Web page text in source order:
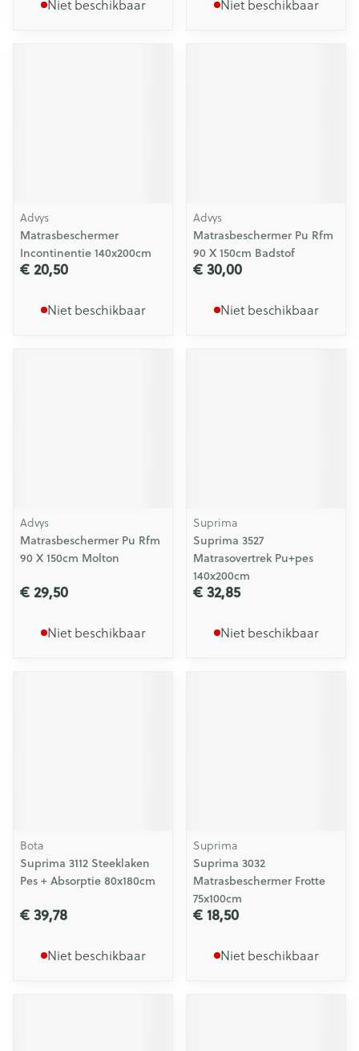
Niet beschikbaar Niet beschikbaar
Advys
Matrasbeschermer
Incontinentie 140x200cm
€ 20,50
Niet beschikbaar
Advys
Matrasbeschermer Pu Rfm
90 X 150cm Badstof
€ 30,00
Niet beschikbaar
Advys
Matrasbeschermer Pu Rfm
90 X 150cm Molton
€ 29,50
Niet beschikbaar
Suprima
Suprima 3527
Matrasovertrek Pu+pes
140x200cm
€ 32,85
Niet beschikbaar
Bota
Suprima 3112 Steeklaken
Pes + Absorptie 80x180cm
€ 39,78
Niet beschikbaar
Suprima
Suprima 3032
Matrasbeschermer Frotte
75x100cm
€ 18,50
Niet beschikbaar